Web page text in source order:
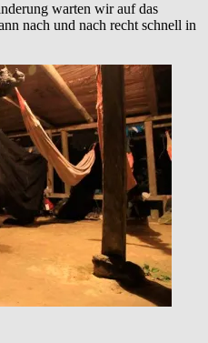
warten wir auf das
nach und nach recht schnell in